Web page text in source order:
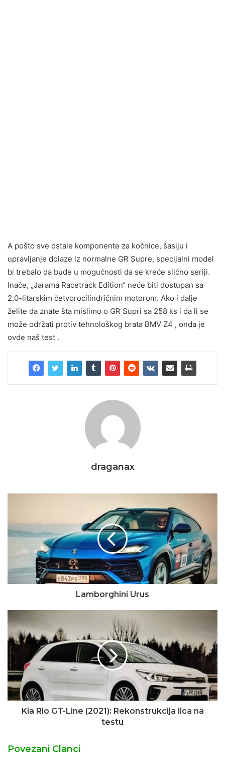
A pošto sve ostale komponente za kočnice, šasiju i
upravljanje dolaze iz normalne GR Supre, specijalni model
bi trebalo da bude u mogućnosti da se kreće slično seriji.
Inače, „Jarama Racetrack Edition“ neće biti dostupan sa
2,0-litarskim četvorocilindričnim motorom. Ako i dalje
želite da znate šta mislimo o GR Supri sa 258 ks i da li se
može održati protiv tehnološkog brata BMV Z4 , onda je
ovde naš test .
draganax
Lamborghini Urus
Kia Rio GT-Line (2021): Rekonstrukcija lica na
testu
Povezani Clanci